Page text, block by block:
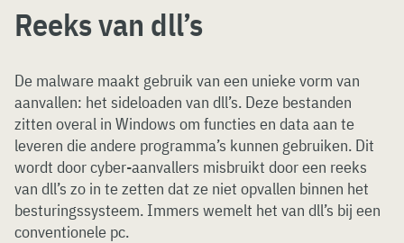
Reeks van dll’s
De malware maakt gebruik van een unieke vorm van
aanvallen: het sideloaden van dll’s. Deze bestanden
zitten overal in Windows om functies en data aan te
leveren die andere programma’s kunnen gebruiken. Dit
wordt door cyber-aanvallers misbruikt door een reeks
van dll’s zo in te zetten dat ze niet opvallen binnen het
besturingssysteem. Immers wemelt het van dll’s bij een
conventionele pc.